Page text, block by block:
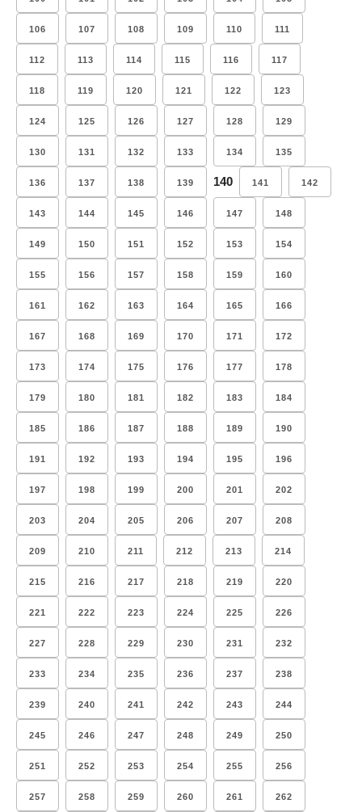
106 107 108 109 110 111
112 113 114 115 116 117
118 119 120 121 122 123
124 125 126 127 128 129
130 131 132 133 134 135
136 137 138 139 140 141 142
143 144 145 146 147 148
149 150 151 152 153 154
155 156 157 158 159 160
161 162 163 164 165 166
167 168 169 170 171 172
173 174 175 176 177 178
179 180 181 182 183 184
185 186 187 188 189 190
191 192 193 194 195 196
197 198 199 200 201 202
203 204 205 206 207 208
209 210 211 212 213 214
215 216 217 218 219 220
221 222 223 224 225 226
227 228 229 230 231 232
233 234 235 236 237 238
239 240 241 242 243 244
245 246 247 248 249 250
251 252 253 254 255 256
257 258 259 260 261 262